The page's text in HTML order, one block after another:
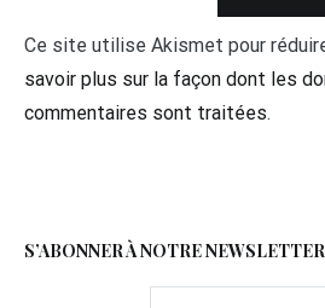
Ce site utilise Akismet pour
savoir plus sur la façon dont les
commentaires sont traitées.
S’ABONNER À NOTRE NEWSLETTER